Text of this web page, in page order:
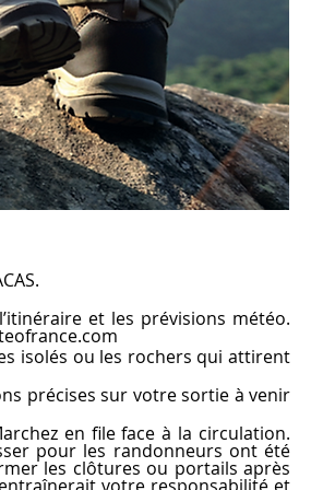
et les prévisions météo.
isolés ou les rochers qui attirent
précises sur votre sortie à venir
en file face à la circulation.
pour les randonneurs ont été
les clôtures ou portails après